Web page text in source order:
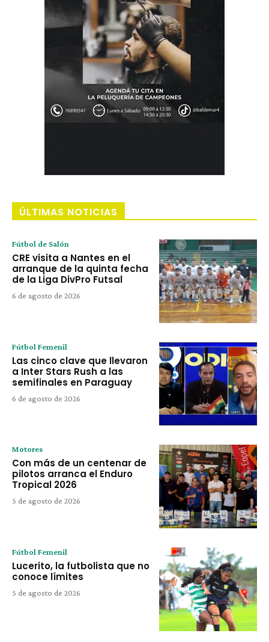
ÚLTIMAS NOTICIAS
Fútbol de Salón
CRE visita a Nantes en el
arranque de la quinta fecha
de la Liga DivPro Futsal
6 de agosto de 2026
Fútbol Femenil
Las cinco clave que llevaron
a Inter Stars Rush a las
semifinales en Paraguay
6 de agosto de 2026
Motores
Con más de un centenar de
pilotos arranca el Enduro
Tropical 2026
5 de agosto de 2026
Fútbol Femenil
Lucerito, la futbolista que no
conoce límites
5 de agosto de 2026